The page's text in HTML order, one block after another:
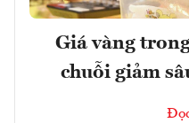
Giá vàng
chuỗi giảm